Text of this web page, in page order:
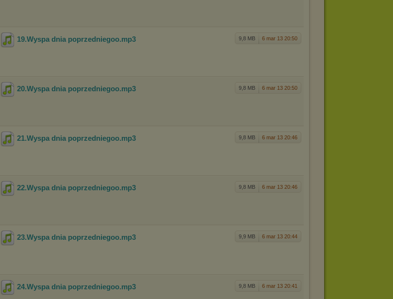
9,8 MB 6 mar 13 20:50
19.Wyspa dnia poprzedniegoo.mp3
9,8 MB 6 mar 13 20:50
20.Wyspa dnia poprzedniegoo.mp3
9,8 MB 6 mar 13 20:46
21.Wyspa dnia poprzedniegoo.mp3
9,8 MB 6 mar 13 20:46
22.Wyspa dnia poprzedniegoo.mp3
9,9 MB 6 mar 13 20:44
23.Wyspa dnia poprzedniegoo.mp3
9,8 MB 6 mar 13 20:41
24.Wyspa dnia poprzedniegoo.mp3